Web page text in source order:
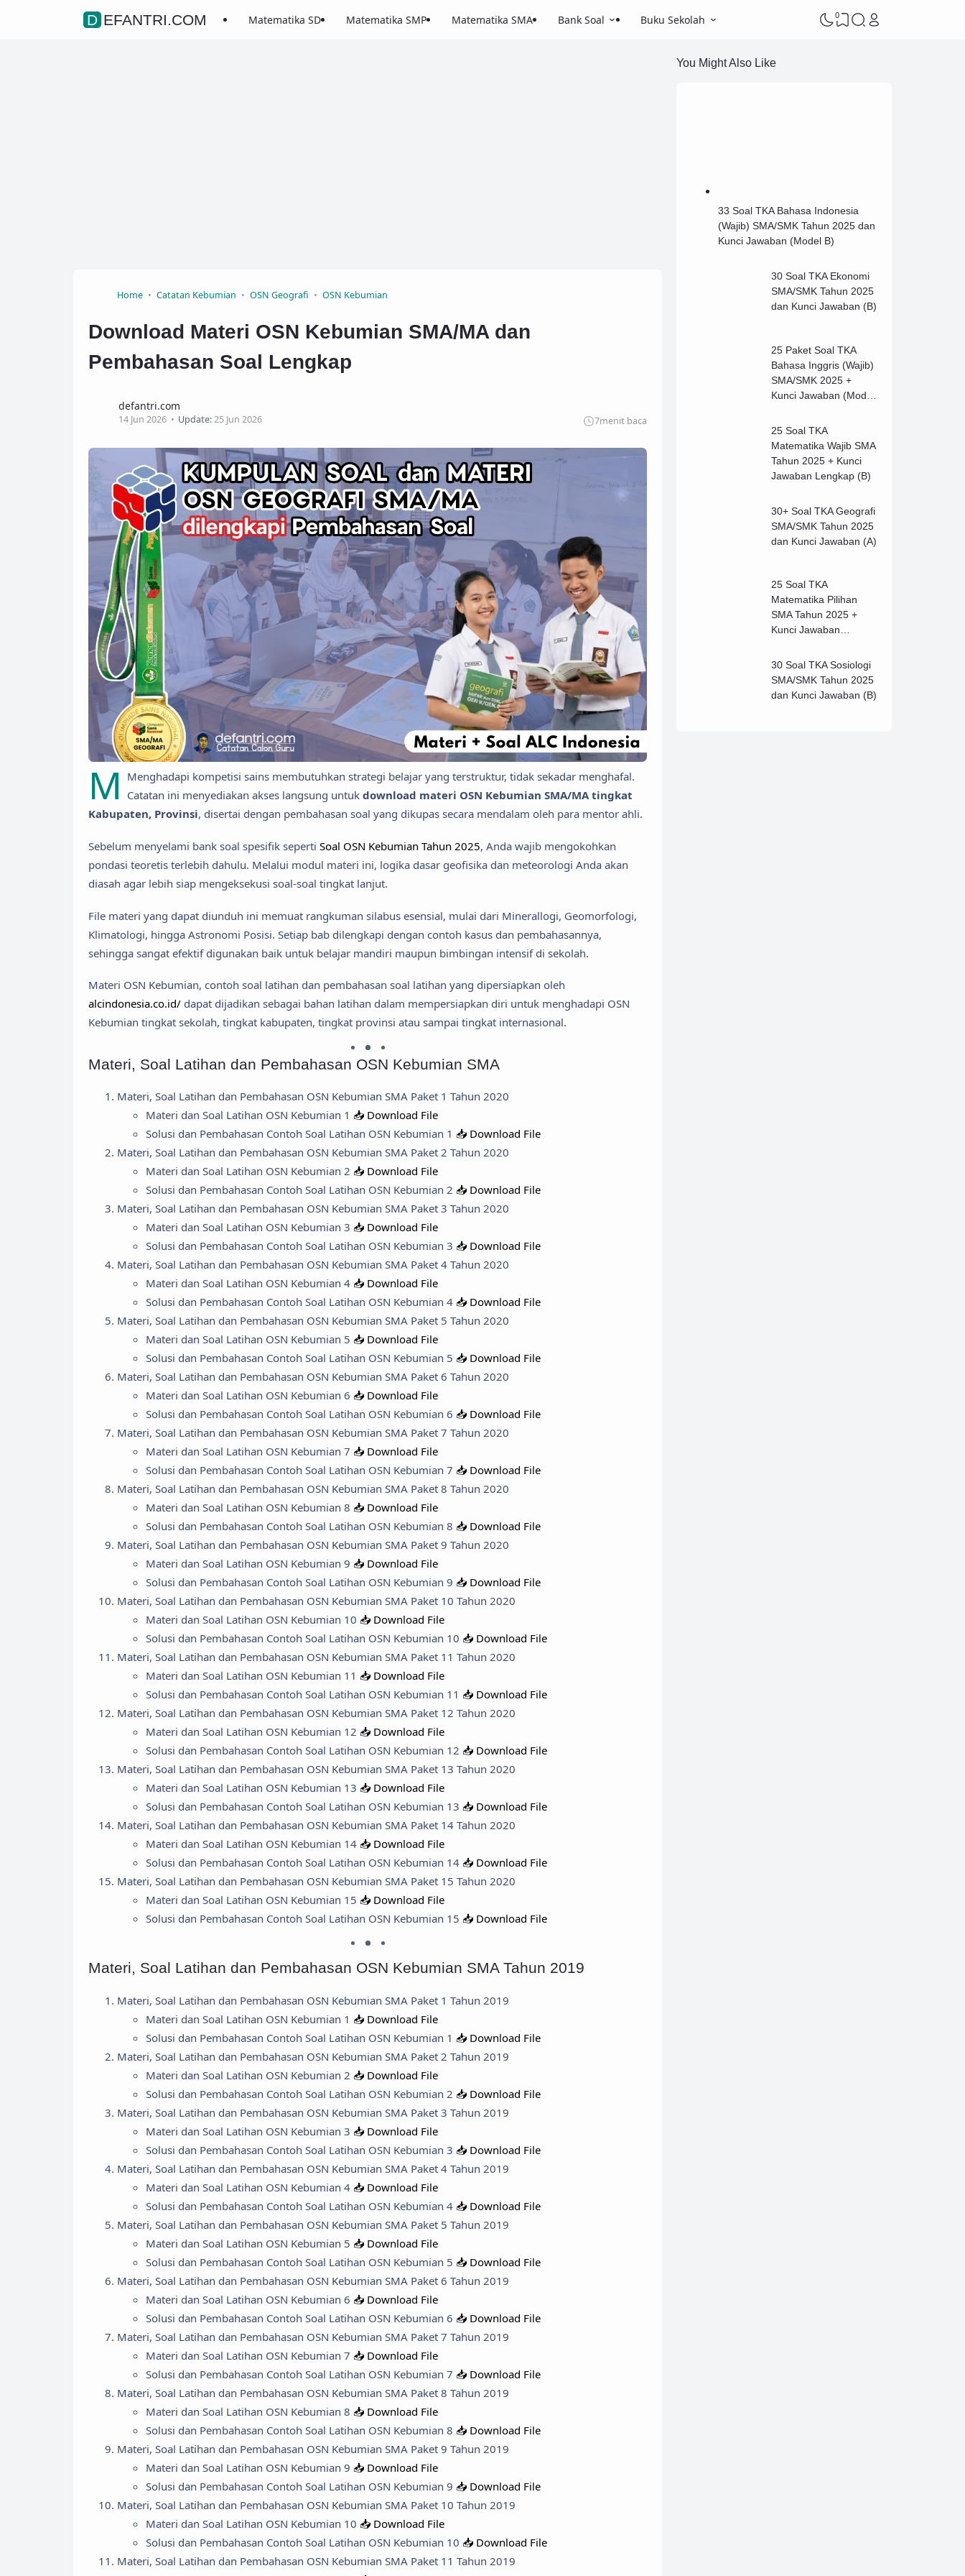
DEFANTRI.COM Matematika SD Matematika SMP Matematika SMA Bank Soal Buku Sekolah 0
Home Catatan Kebumian OSN Geografi OSN Kebumian
Download Materi OSN Kebumian SMA/MA dan
Pembahasan Soal Lengkap
defantri.com
14 Jun 2026 Update:25 Jun 2026 7menit baca
M
Menghadapi kompetisi sains membutuhkan strategi belajar yang terstruktur, tidak sekadar menghafal.
Catatan ini menyediakan akses langsung untuk download materi OSN Kebumian SMA/MA tingkat
Kabupaten, Provinsi, disertai dengan pembahasan soal yang dikupas secara mendalam oleh para mentor ahli.
Sebelum menyelami bank soal spesifik seperti Soal OSN Kebumian Tahun 2025, Anda wajib mengokohkan
pondasi teoretis terlebih dahulu. Melalui modul materi ini, logika dasar geofisika dan meteorologi Anda akan
diasah agar lebih siap mengeksekusi soal-soal tingkat lanjut.
File materi yang dapat diunduh ini memuat rangkuman silabus esensial, mulai dari Minerallogi, Geomorfologi,
Klimatologi, hingga Astronomi Posisi. Setiap bab dilengkapi dengan contoh kasus dan pembahasannya,
sehingga sangat efektif digunakan baik untuk belajar mandiri maupun bimbingan intensif di sekolah.
Materi OSN Kebumian, contoh soal latihan dan pembahasan soal latihan yang dipersiapkan oleh
alcindonesia.co.id/ dapat dijadikan sebagai bahan latihan dalam mempersiapkan diri untuk menghadapi OSN
Kebumian tingkat sekolah, tingkat kabupaten, tingkat provinsi atau sampai tingkat internasional.
Materi, Soal Latihan dan Pembahasan OSN Kebumian SMA
Materi, Soal Latihan dan Pembahasan OSN Kebumian SMA Paket 1 Tahun 2020
Materi dan Soal Latihan OSN Kebumian 1 📥 Download File
Solusi dan Pembahasan Contoh Soal Latihan OSN Kebumian 1 📥 Download File
Materi, Soal Latihan dan Pembahasan OSN Kebumian SMA Paket 2 Tahun 2020
Materi dan Soal Latihan OSN Kebumian 2 📥 Download File
Solusi dan Pembahasan Contoh Soal Latihan OSN Kebumian 2 📥 Download File
Materi, Soal Latihan dan Pembahasan OSN Kebumian SMA Paket 3 Tahun 2020
Materi dan Soal Latihan OSN Kebumian 3 📥 Download File
Solusi dan Pembahasan Contoh Soal Latihan OSN Kebumian 3 📥 Download File
Materi, Soal Latihan dan Pembahasan OSN Kebumian SMA Paket 4 Tahun 2020
Materi dan Soal Latihan OSN Kebumian 4 📥 Download File
Solusi dan Pembahasan Contoh Soal Latihan OSN Kebumian 4 📥 Download File
Materi, Soal Latihan dan Pembahasan OSN Kebumian SMA Paket 5 Tahun 2020
Materi dan Soal Latihan OSN Kebumian 5 📥 Download File
Solusi dan Pembahasan Contoh Soal Latihan OSN Kebumian 5 📥 Download File
Materi, Soal Latihan dan Pembahasan OSN Kebumian SMA Paket 6 Tahun 2020
Materi dan Soal Latihan OSN Kebumian 6 📥 Download File
Solusi dan Pembahasan Contoh Soal Latihan OSN Kebumian 6 📥 Download File
Materi, Soal Latihan dan Pembahasan OSN Kebumian SMA Paket 7 Tahun 2020
Materi dan Soal Latihan OSN Kebumian 7 📥 Download File
Solusi dan Pembahasan Contoh Soal Latihan OSN Kebumian 7 📥 Download File
Materi, Soal Latihan dan Pembahasan OSN Kebumian SMA Paket 8 Tahun 2020
Materi dan Soal Latihan OSN Kebumian 8 📥 Download File
Solusi dan Pembahasan Contoh Soal Latihan OSN Kebumian 8 📥 Download File
Materi, Soal Latihan dan Pembahasan OSN Kebumian SMA Paket 9 Tahun 2020
Materi dan Soal Latihan OSN Kebumian 9 📥 Download File
Solusi dan Pembahasan Contoh Soal Latihan OSN Kebumian 9 📥 Download File
Materi, Soal Latihan dan Pembahasan OSN Kebumian SMA Paket 10 Tahun 2020
Materi dan Soal Latihan OSN Kebumian 10 📥 Download File
Solusi dan Pembahasan Contoh Soal Latihan OSN Kebumian 10 📥 Download File
Materi, Soal Latihan dan Pembahasan OSN Kebumian SMA Paket 11 Tahun 2020
Materi dan Soal Latihan OSN Kebumian 11 📥 Download File
Solusi dan Pembahasan Contoh Soal Latihan OSN Kebumian 11 📥 Download File
Materi, Soal Latihan dan Pembahasan OSN Kebumian SMA Paket 12 Tahun 2020
Materi dan Soal Latihan OSN Kebumian 12 📥 Download File
Solusi dan Pembahasan Contoh Soal Latihan OSN Kebumian 12 📥 Download File
Materi, Soal Latihan dan Pembahasan OSN Kebumian SMA Paket 13 Tahun 2020
Materi dan Soal Latihan OSN Kebumian 13 📥 Download File
Solusi dan Pembahasan Contoh Soal Latihan OSN Kebumian 13 📥 Download File
Materi, Soal Latihan dan Pembahasan OSN Kebumian SMA Paket 14 Tahun 2020
Materi dan Soal Latihan OSN Kebumian 14 📥 Download File
Solusi dan Pembahasan Contoh Soal Latihan OSN Kebumian 14 📥 Download File
Materi, Soal Latihan dan Pembahasan OSN Kebumian SMA Paket 15 Tahun 2020
Materi dan Soal Latihan OSN Kebumian 15 📥 Download File
Solusi dan Pembahasan Contoh Soal Latihan OSN Kebumian 15 📥 Download File
Materi, Soal Latihan dan Pembahasan OSN Kebumian SMA Tahun 2019
Materi, Soal Latihan dan Pembahasan OSN Kebumian SMA Paket 1 Tahun 2019
Materi dan Soal Latihan OSN Kebumian 1 📥 Download File
Solusi dan Pembahasan Contoh Soal Latihan OSN Kebumian 1 📥 Download File
Materi, Soal Latihan dan Pembahasan OSN Kebumian SMA Paket 2 Tahun 2019
Materi dan Soal Latihan OSN Kebumian 2 📥 Download File
Solusi dan Pembahasan Contoh Soal Latihan OSN Kebumian 2 📥 Download File
Materi, Soal Latihan dan Pembahasan OSN Kebumian SMA Paket 3 Tahun 2019
Materi dan Soal Latihan OSN Kebumian 3 📥 Download File
Solusi dan Pembahasan Contoh Soal Latihan OSN Kebumian 3 📥 Download File
Materi, Soal Latihan dan Pembahasan OSN Kebumian SMA Paket 4 Tahun 2019
Materi dan Soal Latihan OSN Kebumian 4 📥 Download File
Solusi dan Pembahasan Contoh Soal Latihan OSN Kebumian 4 📥 Download File
Materi, Soal Latihan dan Pembahasan OSN Kebumian SMA Paket 5 Tahun 2019
Materi dan Soal Latihan OSN Kebumian 5 📥 Download File
Solusi dan Pembahasan Contoh Soal Latihan OSN Kebumian 5 📥 Download File
Materi, Soal Latihan dan Pembahasan OSN Kebumian SMA Paket 6 Tahun 2019
Materi dan Soal Latihan OSN Kebumian 6 📥 Download File
Solusi dan Pembahasan Contoh Soal Latihan OSN Kebumian 6 📥 Download File
Materi, Soal Latihan dan Pembahasan OSN Kebumian SMA Paket 7 Tahun 2019
Materi dan Soal Latihan OSN Kebumian 7 📥 Download File
Solusi dan Pembahasan Contoh Soal Latihan OSN Kebumian 7 📥 Download File
Materi, Soal Latihan dan Pembahasan OSN Kebumian SMA Paket 8 Tahun 2019
Materi dan Soal Latihan OSN Kebumian 8 📥 Download File
Solusi dan Pembahasan Contoh Soal Latihan OSN Kebumian 8 📥 Download File
Materi, Soal Latihan dan Pembahasan OSN Kebumian SMA Paket 9 Tahun 2019
Materi dan Soal Latihan OSN Kebumian 9 📥 Download File
Solusi dan Pembahasan Contoh Soal Latihan OSN Kebumian 9 📥 Download File
Materi, Soal Latihan dan Pembahasan OSN Kebumian SMA Paket 10 Tahun 2019
Materi dan Soal Latihan OSN Kebumian 10 📥 Download File
Solusi dan Pembahasan Contoh Soal Latihan OSN Kebumian 10 📥 Download File
Materi, Soal Latihan dan Pembahasan OSN Kebumian SMA Paket 11 Tahun 2019
You Might Also Like
33 Soal TKA Bahasa Indonesia
(Wajib) SMA/SMK Tahun 2025 dan
Kunci Jawaban (Model B)
30 Soal TKA Ekonomi
SMA/SMK Tahun 2025
dan Kunci Jawaban (B)
25 Paket Soal TKA
Bahasa Inggris (Wajib)
SMA/SMK 2025 +
Kunci Jawaban (Model
25 Soal TKA
Matematika Wajib SMA
Tahun 2025 + Kunci
Jawaban Lengkap (B)
30+ Soal TKA Geografi
SMA/SMK Tahun 2025
dan Kunci Jawaban (A)
25 Soal TKA
Matematika Pilihan
SMA Tahun 2025 +
Kunci Jawaban
30 Soal TKA Sosiologi
SMA/SMK Tahun 2025
dan Kunci Jawaban (B)